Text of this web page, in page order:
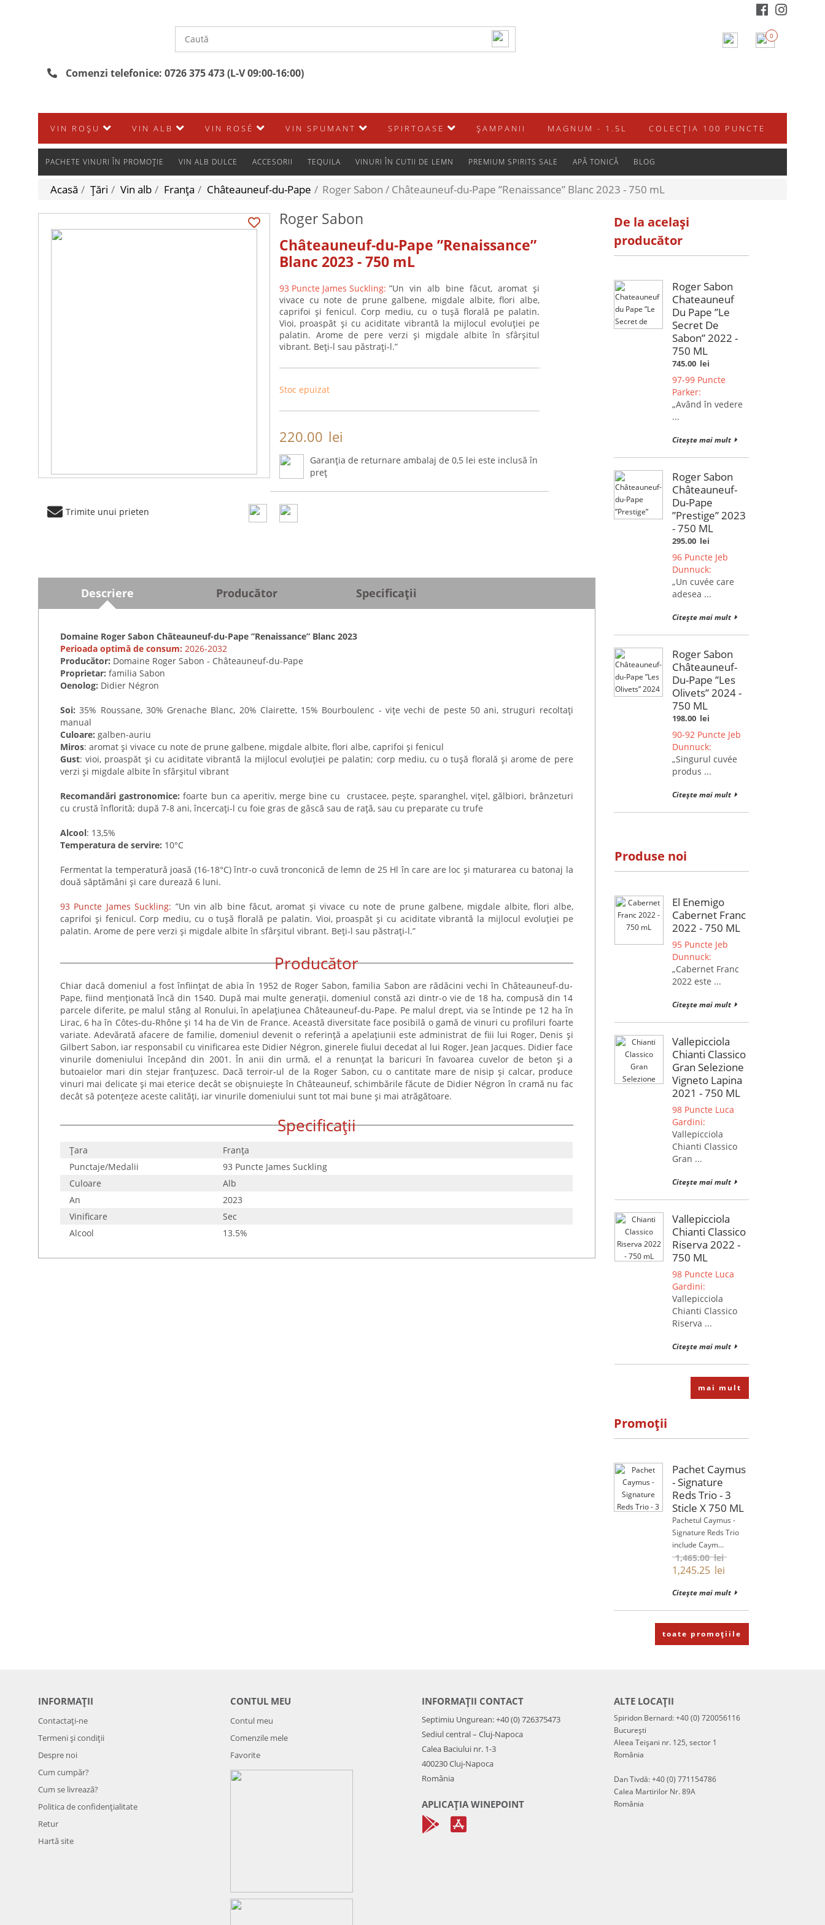
0
Comenzi telefonice: 0726 375 473 (L-V 09:00-16:00)
VIN ROȘU VIN ALB VIN ROSÉ VIN SPUMANT SPIRTOASE ŞAMPANII MAGNUM - 1.5L COLECȚIA 100 PUNCTE
PACHETE VINURI ÎN PROMOȚIE VIN ALB DULCE ACCESORII TEQUILA VINURI ÎN CUTII DE LEMN PREMIUM SPIRITS SALE APĂ TONICĂ BLOG
Acasă / Țări / Vin alb / Franţa / Châteauneuf-du-Pape / Roger Sabon / Châteauneuf-du-Pape ”Renaissance” Blanc 2023 - 750 mL
Roger Sabon
Châteauneuf-du-Pape ”Renaissance”
Blanc 2023 - 750 mL
93 Puncte James Suckling: ”Un vin alb bine făcut, aromat și
vivace cu note de prune galbene, migdale albite, flori albe,
caprifoi și fenicul. Corp mediu, cu o tușă florală pe palatin.
Vioi, proaspăt și cu aciditate vibrantă la mijlocul evoluției pe
palatin. Arome de pere verzi și migdale albite în sfârșitul
vibrant. Beți-l sau păstrați-l.”
Stoc epuizat
220.00 lei
Garanția de returnare ambalaj de 0,5 lei este inclusă în
preț
Trimite unui prieten
Descriere Producător Specificații
Domaine Roger Sabon Châteauneuf-du-Pape ”Renaissance” Blanc 2023
Perioada optimă de consum: 2026-2032
Producător: Domaine Roger Sabon - Châteauneuf-du-Pape
Proprietar: familia Sabon
Oenolog: Didier Négron
Soi:35% Roussane, 30% Grenache Blanc, 20% Clairette, 15% Bourboulenc - vițe vechi de peste 50 ani, struguri recoltați
manual
Culoare: galben-auriu
Miros: aromat și vivace cu note de prune galbene, migdale albite, flori albe, caprifoi și fenicul
Gust: vioi, proaspăt și cu aciditate vibrantă la mijlocul evoluției pe palatin; corp mediu, cu o tușă florală și arome de pere
verzi și migdale albite în sfârșitul vibrant
Recomandări gastronomice:foarte bun ca aperitiv, merge bine cu crustacee, pește, sparanghel, vițel, gălbiori, brânzeturi
cu crustă înflorită; după 7-8 ani, încercați-l cu foie gras de gâscă sau de rață, sau cu preparate cu trufe
Alcool: 13,5%
Temperatura de servire: 10°C
Fermentat la temperatură joasă (16-18°C) într-o cuvă tronconică de lemn de 25 Hl în care are loc și maturarea cu batonaj la
două săptămâni și care durează 6 luni.
93 Puncte James Suckling: ”Un vin alb bine făcut, aromat și vivace cu note de prune galbene, migdale albite, flori albe,
caprifoi și fenicul. Corp mediu, cu o tușă florală pe palatin. Vioi, proaspăt și cu aciditate vibrantă la mijlocul evoluției pe
palatin. Arome de pere verzi și migdale albite în sfârșitul vibrant. Beți-l sau păstrați-l.”
Producător
Chiar dacă domeniul a fost înființat de abia în 1952 de Roger Sabon, familia Sabon are rădăcini vechi în Châteauneuf-du-
Pape, fiind menționată încă din 1540. După mai multe generații, domeniul constă azi dintr-o vie de 18 ha, compusă din 14
parcele diferite, pe malul stâng al Ronului, în apelațiunea Châteauneuf-du-Pape. Pe malul drept, via se întinde pe 12 ha în
Lirac, 6 ha în Côtes-du-Rhône și 14 ha de Vin de France. Această diversitate face posibilă o gamă de vinuri cu profiluri foarte
variate. Adevărată afacere de familie, domeniul devenit o referință a apelațiunii este administrat de fiii lui Roger, Denis și
Gilbert Sabon, iar responsabil cu vinificarea este Didier Négron, ginerele fiului decedat al lui Roger, Jean Jacques. Didier face
vinurile domeniului începând din 2001. În anii din urmă, el a renunțat la baricuri în favoarea cuvelor de beton și a
butoaielor mari din stejar franțuzesc. Dacă terroir-ul de la Roger Sabon, cu o cantitate mare de nisip și calcar, produce
vinuri mai delicate și mai eterice decât se obișnuiește în Châteauneuf, schimbările făcute de Didier Négron în cramă nu fac
decât să potențeze aceste calități, iar vinurile domeniului sunt tot mai bune și mai atrăgătoare.
Specificații
Țara
Franţa
Punctaje/Medalii
93 Puncte James Suckling
Culoare
Alb
An
2023
Vinificare
Sec
Alcool
13.5%
De la același
producător
Roger Sabon
Chateauneuf
Du Pape ”Le
Secret De
Sabon” 2022 -
750 ML
745.00 lei
97-99 Puncte
Parker:
„Având în vedere
...
Citește mai mult
Roger Sabon
Châteauneuf-
Du-Pape
”Prestige” 2023
- 750 ML
295.00 lei
96 Puncte Jeb
Dunnuck:
„Un cuvée care
adesea ...
Citește mai mult
Roger Sabon
Châteauneuf-
Du-Pape ”Les
Olivets” 2024 -
750 ML
198.00 lei
90-92 Puncte Jeb
Dunnuck:
„Singurul cuvée
produs ...
Citește mai mult
Produse noi
El Enemigo
Cabernet Franc
2022 - 750 ML
95 Puncte Jeb
Dunnuck:
„Cabernet Franc
2022 este ...
Citește mai mult
Vallepicciola
Chianti Classico
Gran Selezione
Vigneto Lapina
2021 - 750 ML
98 Puncte Luca
Gardini:
Vallepicciola
Chianti Classico
Gran ...
Citește mai mult
Vallepicciola
Chianti Classico
Riserva 2022 -
750 ML
98 Puncte Luca
Gardini:
Vallepicciola
Chianti Classico
Riserva ...
Citește mai mult
mai mult
Promoții
Pachet Caymus
- Signature
Reds Trio - 3
Sticle X 750 ML
Pachetul Caymus -
Signature Reds Trio
include Caym...
1,465.00lei
1,245.25 lei
Citește mai mult
toate promoțiile
INFORMAȚII
Contactați-ne
Termeni și condiții
Despre noi
Cum cumpăr?
Cum se livrează?
Politica de confidenţialitate
Retur
Hartă site
CONTUL MEU
Contul meu
Comenzile mele
Favorite
INFORMAȚII CONTACT
Septimiu Ungurean: +40 (0) 726375473
Sediul central – Cluj-Napoca
Calea Baciului nr. 1-3
400230 Cluj-Napoca
România
APLICAȚIA WINEPOINT
ALTE LOCAȚII
Spiridon Bernard: +40 (0) 720056116
București
Aleea Teișani nr. 125, sector 1
România
Dan Tivdă: +40 (0) 771154786
Calea Martirilor Nr. 89A
România